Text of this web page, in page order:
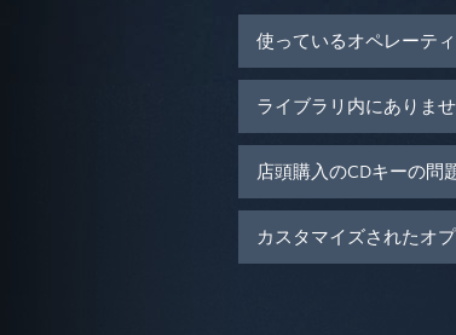
使っているオペレーテ
ライブラリ内にありま
店頭購入のCDキーの問
カスタマイズされたオ